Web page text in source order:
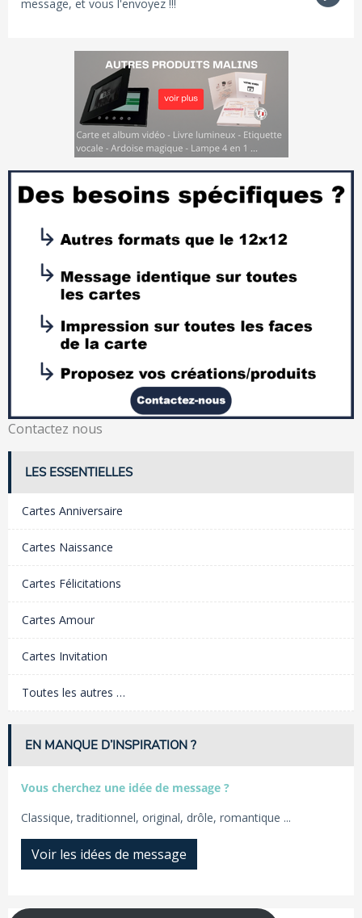
message, et vous l'envoyez !!!
Contactez nous
LES ESSENTIELLES
Cartes Anniversaire
Cartes Naissance
Cartes Félicitations
Cartes Amour
Cartes Invitation
Toutes les autres …
EN MANQUE D’INSPIRATION ?
Vous cherchez une idée de message ?
Classique, traditionnel, original, drôle, romantique ...
Voir les idées de message